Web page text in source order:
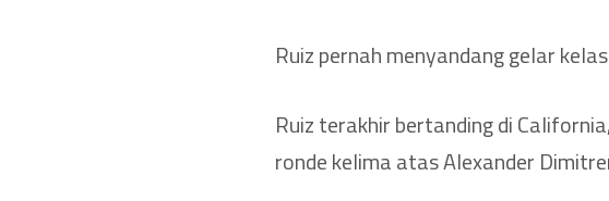
Ruiz pernah menyandang gelar
Ruiz terakhir bertanding di
ronde kelima atas Alexander